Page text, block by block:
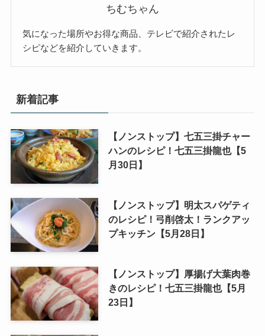
ちむちゃん
気になった場所やお得な商品、テレビで紹介されたレ
シピなどを紹介していきます。
新着記事
【ノンストップ】七五三掛チャー
ハンのレシピ！七五三掛龍也【5
月30日】
【ノンストップ】明太スパゲティ
のレシピ！弓削啓太！ランクアッ
プキッチン【5月28日】
【ノンストップ】厚揚げ大葉肉巻
きのレシピ！七五三掛龍也【5月
23日】